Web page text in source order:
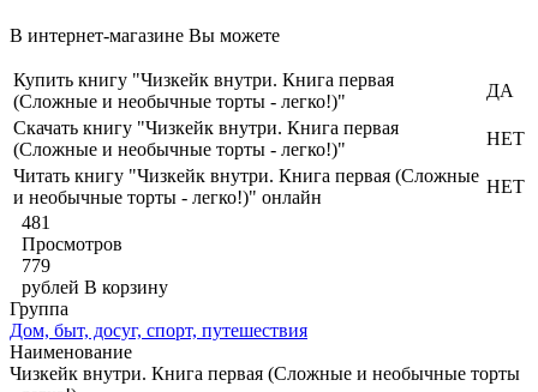
В интернет-магазине Вы можете
Купить книгу "Чизкейк внутри. Книга первая
(Сложные и необычные торты - легко!)"
ДА
Скачать книгу "Чизкейк внутри. Книга первая
(Сложные и необычные торты - легко!)"
НЕТ
Читать книгу "Чизкейк внутри. Книга первая (Сложные
и необычные торты - легко!)" онлайн
НЕТ
481
Просмотров
779
рублей В корзину
Группа
Дом, быт, досуг, спорт, путешествия
Наименование
Чизкейк внутри. Книга первая (Сложные и необычные торты